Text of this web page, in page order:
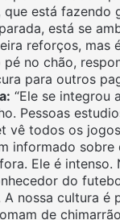
que está fazendo
está se
reforços, mas
no chão,
para outros
“Ele se integrou
Pessoas
vê todos os
informado sobre
Ele é intenso.
do
nossa cultura é
de